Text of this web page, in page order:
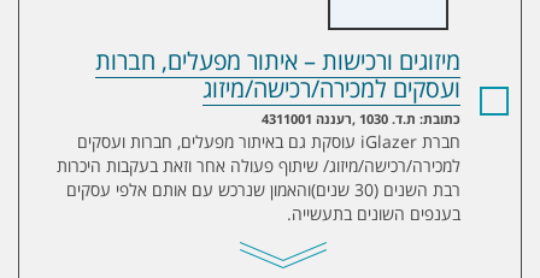
מיזוגים ורכישות – איתור מפעלים, חברות
ועסקים למכירה/רכישה/מיזוג
כתובת: ת.ד. 1030 ,רעננה 4311001
חברת iGlazer עוסקת גם באיתור מפעלים, חברות ועסקים
למכירה/רכישה/מיזוג/ שיתוף פעולה אחר וזאת בעקבות היכרות
רבת השנים (30 שנים)והאמון שנרכש עם אותם אלפי עסקים
בענפים השונים בתעשייה.